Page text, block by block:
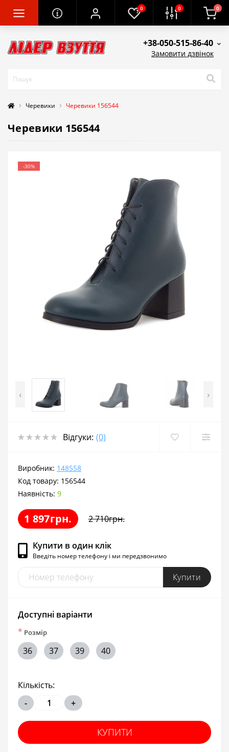
0 0 0
+38-050-515-86-40
Замовити дзвінок
Черевики Черевики 156544
Черевики 156544
-30%
‹ ›
Відгуки: (0)
Виробник: 148558
Код товару: 156544
Наявність: 9
1 897грн. 2 710грн.
Купити в один клік
Введіть номер телефону і ми передзвонимо
Купити
Доступні варіанти
* Розмір
36 37 39 40
Кількість:
-
+
КУПИТИ